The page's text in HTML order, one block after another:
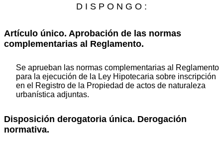
D I S P O N G O :
Artículo único. Aprobación de las normas
complementarias al Reglamento.
Se aprueban las normas complementarias al Reglamento
para la ejecución de la Ley Hipotecaria sobre inscripción
en el Registro de la Propiedad de actos de naturaleza
urbanística adjuntas.
Disposición derogatoria única. Derogación
normativa.